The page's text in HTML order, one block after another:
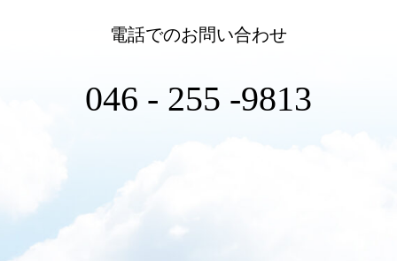
電話でのお問い合わせ
046 - 255 -9813